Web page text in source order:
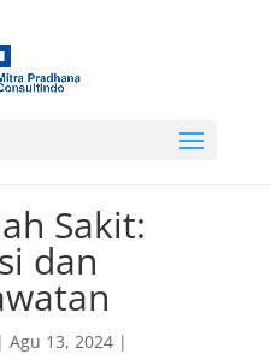
Sakit:
dan
| Agu 13, 2024|